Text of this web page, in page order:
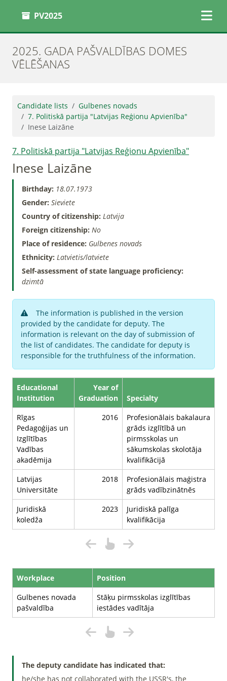
PV2025
2025. GADA PAŠVALDĪBAS DOMES
VĒLĒŠANAS
Candidate lists
Gulbenes novads
7. Politiskā partija "Latvijas Reģionu Apvienība"
Inese Laizāne
7. Politiskā partija "Latvijas Reģionu Apvienība"
Inese Laizāne
Birthday: 18.07.1973
Gender: Sieviete
Country of citizenship: Latvija
Foreign citizenship: No
Place of residence: Gulbenes novads
Ethnicity: Latvietis/latviete
Self-assessment of state language proficiency:
dzimtā
The information is published in the version
provided by the candidate for deputy. The
information is relevant on the day of submission of
the list of candidates. The candidate for deputy is
responsible for the truthfulness of the information.
Educational
Institution
Year of
Graduation
Specialty
Rīgas
Pedagoģijas un
Izglītības
Vadības
akadēmija
2016
Profesionālais bakalaura
grāds izglītībā un
pirmsskolas un
sākumskolas skolotāja
kvalifikācijā
Latvijas
Universitāte
2018
Profesionālais maģistra
grāds vadībzinātnēs
Juridiskā
koledža
2023
Juridiskā palīga
kvalifikācija
Workplace
Position
Gulbenes novada
pašvaldība
Stāķu pirmsskolas izglītības
iestādes vadītāja
The deputy candidate has indicated that:
he/she has not collaborated with the USSR's, the